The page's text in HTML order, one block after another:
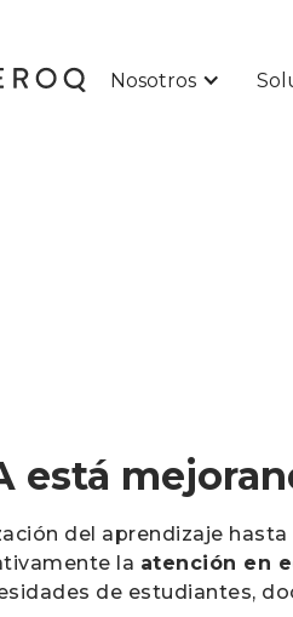
Nosotros
está
del aprendizaje
la atención en
de estudiantes,